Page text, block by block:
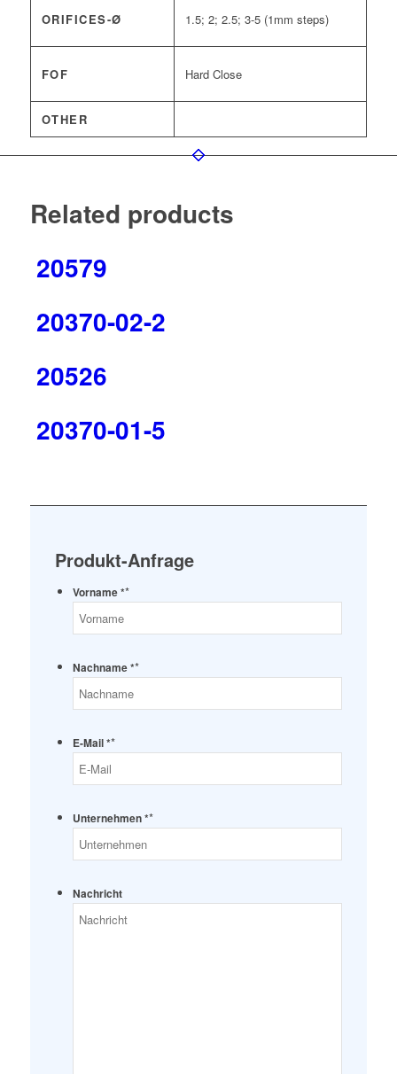
ORIFICES-Ø 1.5; 2; 2.5; 3-5 (1mm steps)
FOF Hard Close
OTHER
Related products
20579
20370-02-2
20526
20370-01-5
Produkt-Anfrage
Vorname **
Nachname **
E-Mail **
Unternehmen **
Nachricht